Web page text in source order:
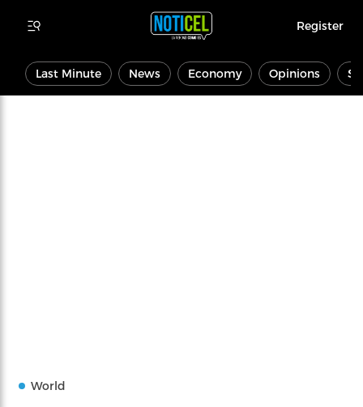
Register
Last Minute News Economy Opinions
World